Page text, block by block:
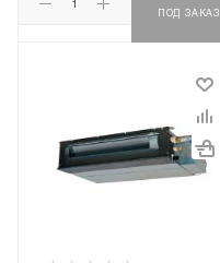
ПОД ЗАКАЗ